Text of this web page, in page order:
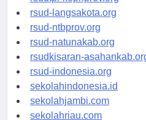
rsudtpi-kepriprov.org
rsud-langsakota.org
rsud-ntbprov.org
rsud-natunakab.org
rsudkisaran-asahankab.org
rsud-indonesia.org
sekolahindonesia.id
sekolahjambi.com